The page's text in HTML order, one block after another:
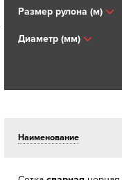
Размер рулона (м)
Диаметр (мм)
Наименование